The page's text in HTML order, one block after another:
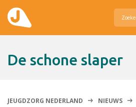
De schone slaper
JEUGDZORG NEDERLAND NIEUWS